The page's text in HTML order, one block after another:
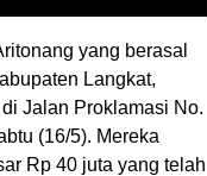
yang berasal
Langkat,
Jalan Proklamasi No.
(16/5). Mereka
Rp 40 juta yang telah